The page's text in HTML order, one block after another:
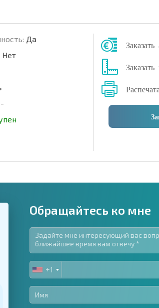
Да
Нет
-
Подписаться на рассылку | Нажимая кнопку, вы
использование своих данных.
Обращайтесь ко мне
UNITED
STATES
+1
+1